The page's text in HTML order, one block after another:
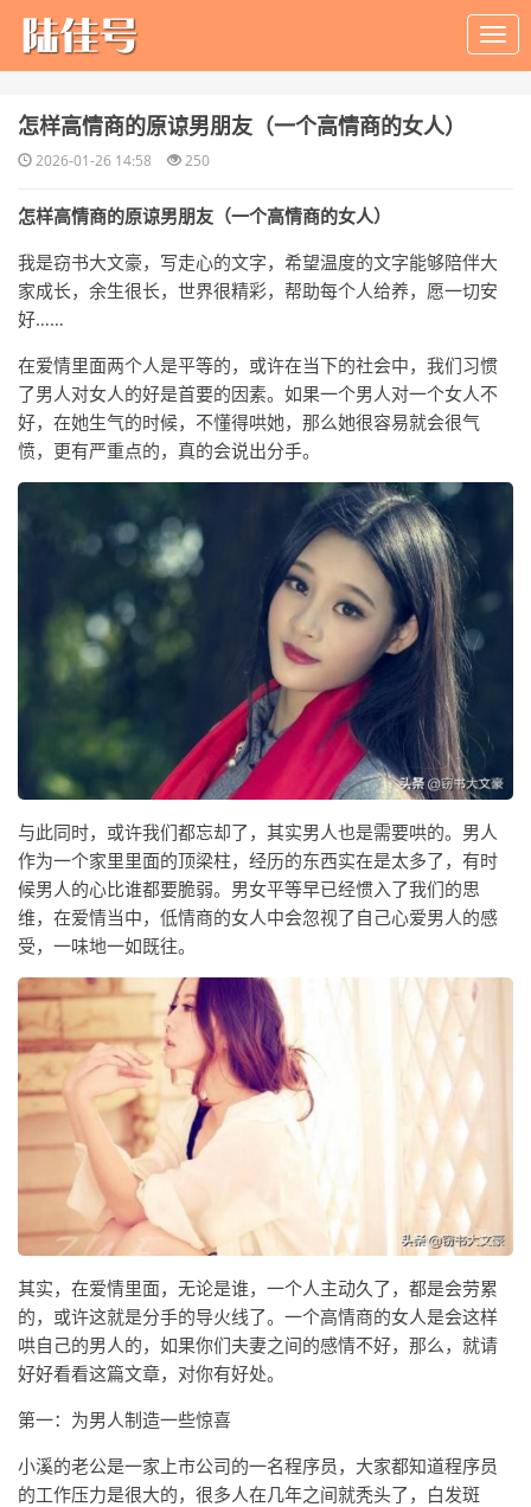
​怎样高情商的原谅男朋友（一个高情商的女人）
2026-01-26 14:58 250
怎样高情商的原谅男朋友（一个高情商的女人）
我是窃书大文豪，写走心的文字，希望温度的文字能够陪伴大
家成长，余生很长，世界很精彩，帮助每个人给养，愿一切安
好……
在爱情里面两个人是平等的，或许在当下的社会中，我们习惯
了男人对女人的好是首要的因素。如果一个男人对一个女人不
好，在她生气的时候，不懂得哄她，那么她很容易就会很气
愤，更有严重点的，真的会说出分手。
与此同时，或许我们都忘却了，其实男人也是需要哄的。男人
作为一个家里里面的顶梁柱，经历的东西实在是太多了，有时
候男人的心比谁都要脆弱。男女平等早已经惯入了我们的思
维，在爱情当中，低情商的女人中会忽视了自己心爱男人的感
受，一味地一如既往。
其实，在爱情里面，无论是谁，一个人主动久了，都是会劳累
的，或许这就是分手的导火线了。一个高情商的女人是会这样
哄自己的男人的，如果你们夫妻之间的感情不好，那么，就请
好好看看这篇文章，对你有好处。
第一：为男人制造一些惊喜
小溪的老公是一家上市公司的一名程序员，大家都知道程序员
的工作压力是很大的，很多人在几年之间就秃头了，白发斑